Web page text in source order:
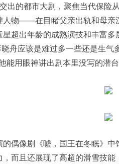
的都市大剧，聚焦当代保险
物——在目睹父亲出轨和母
超出年龄的成熟演技和丰富
舟应该是难过多一些还是生
能用眼神讲出剧本里没写的潜
像剧《嘘，国王在冬眠》中
而且还展现了高超的滑雪技